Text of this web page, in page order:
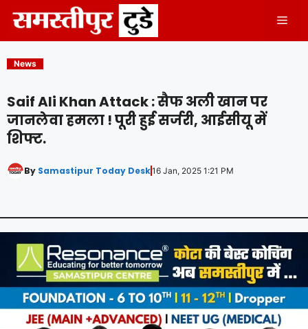
content
News
Saif Ali Khan Attack : सैफ अली खान पर
जानलेवा हमला ! पूरी हुई सर्जरी, आईसीयू में
शिफ्ट.
By Samastipur Today Desk16 Jan, 2025 1:21 PM